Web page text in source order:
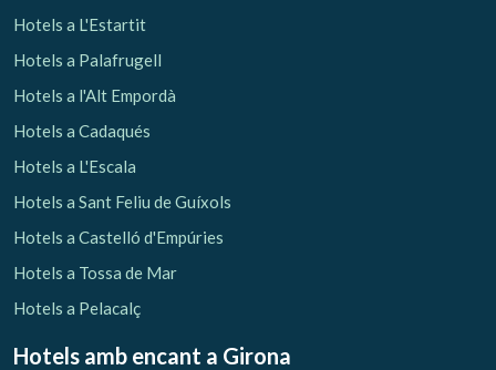
Hotels a L'Estartit
Hotels a Palafrugell
Hotels a l'Alt Empordà
Hotels a Cadaqués
Hotels a L'Escala
Hotels a Sant Feliu de Guíxols
Hotels a Castelló d'Empúries
Hotels a Tossa de Mar
Hotels a Pelacalç
Hotels amb encant a Girona
Marketing i publicitat
Aquestes cookies són utilitzades per emmagatzemar
informació sobre les preferències i les eleccions personals
de l'usuari a través de l'observació continuada dels seus
hàbits de navegació. Gràcies a elles, podem conèixer els
hàbits de navegació al lloc web i mostrar publicitat